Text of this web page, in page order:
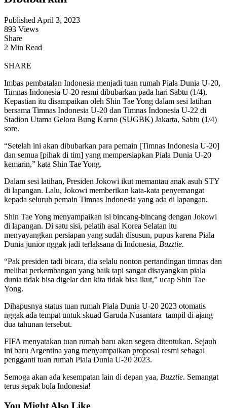
Published April 3, 2023
893 Views
Share
2 Min Read
SHARE
Imbas pembatalan Indonesia menjadi tuan rumah Piala Dunia U-20,
Timnas Indonesia U-20 resmi dibubarkan pada hari Sabtu (1/4).
Kepastian itu disampaikan oleh Shin Tae Yong dalam sesi latihan
bersama Timnas Indonesia U-20 dan Timnas Indonesia U-22 di
Stadion Utama Gelora Bung Karno (SUGBK) Jakarta, Sabtu (1/4)
sore.
“Setelah ini akan dibubarkan para pemain [Timnas Indonesia U-20]
dan semua [pihak di tim] yang mempersiapkan Piala Dunia U-20
kemarin,” kata Shin Tae Yong.
Dalam sesi latihan, Presiden Jokowi ikut memantau anak asuh STY
di lapangan. Lalu, Jokowi memberikan kata-kata penyemangat
kepada seluruh pemain Timnas Indonesia yang ada di lapangan.
Shin Tae Yong menyampaikan isi bincang-bincang dengan Jokowi
di lapangan. Di satu sisi, pelatih asal Korea Selatan itu
menyayangkan persiapan yang sudah disusun, pupus karena Piala
Dunia junior nggak jadi terlaksana di Indonesia, Buzztie.
“Pak presiden tadi bicara, dia selalu nonton pertandingan timnas dan
melihat perkembangan yang baik tapi sangat disayangkan piala
dunia tidak bisa digelar dan kita tidak bisa ikut,” ucap Shin Tae
Yong.
Dihapusnya status tuan rumah Piala Dunia U-20 2023 otomatis
nggak ada tempat untuk skuad Garuda Nusantara tampil di ajang
dua tahunan tersebut.
FIFA menyatakan tuan rumah baru akan segera ditentukan. Sejauh
ini baru Argentina yang menyampaikan proposal resmi sebagai
pengganti tuan rumah Piala Dunia U-20 2023.
Semoga akan ada kesempatan lain di depan yaa, Buzztie. Semangat
terus sepak bola Indonesia!
You Might Also Like